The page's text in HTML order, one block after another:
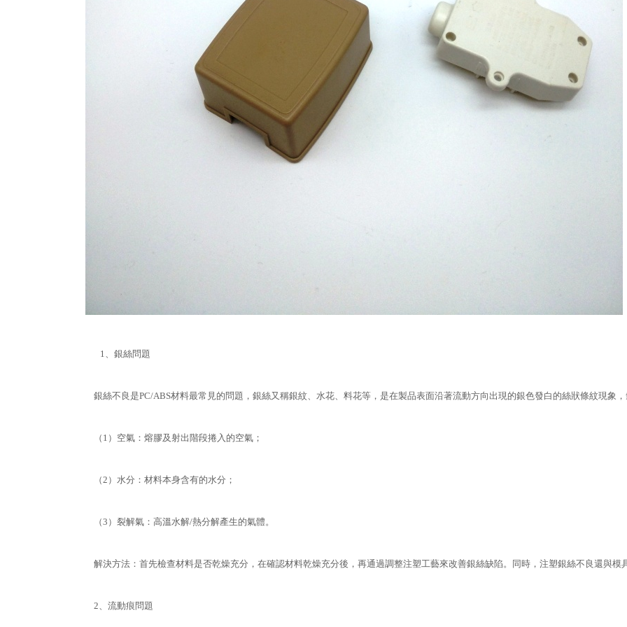
1、銀絲問題
銀絲不良是PC/ABS材料最常見的問題，銀絲又稱銀紋、水花、料花等，是在製品表面沿著流動方向出現的銀色發白的絲狀條紋現象
（1）空氣：熔膠及射出階段捲入的空氣；
（2）水分：材料本身含有的水分；
（3）裂解氣：高溫水解/熱分解產生的氣體。
解決方法：首先檢查材料是否乾燥充分，在確認材料乾燥充分後，再通過調整注塑工藝來改善銀絲缺陷。同時，注塑銀絲不良還與模
2、流動痕問題